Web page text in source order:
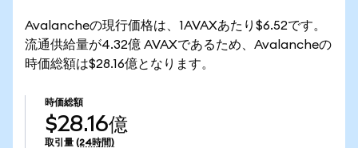
Avalancheの現行価格は、1AVAXあたり$6.52です。
流通供給量が4.32億 AVAXであるため、Avalancheの
時価総額は$28.16億となります。
時価総額
$28.16億
取引量 (24時間)